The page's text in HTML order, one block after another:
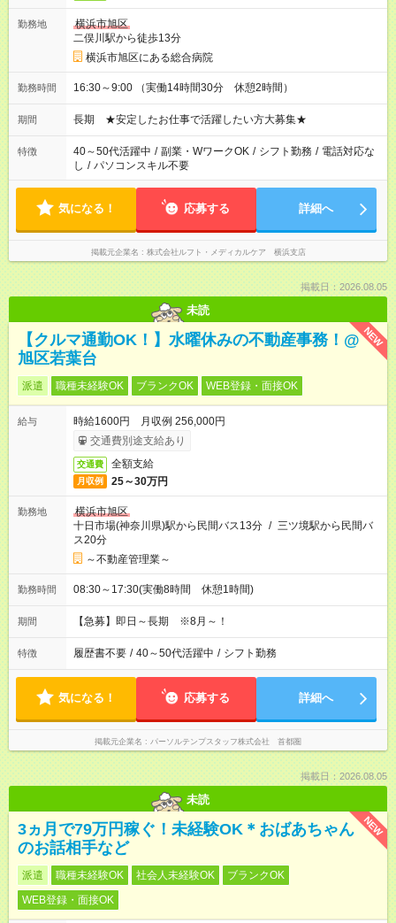
勤務地
横浜市旭区
二俣川駅から徒歩13分
横浜市旭区にある総合病院
勤務時間 16:30～9:00 （実働14時間30分 休憩2時間）
期間 長期 ★安定したお仕事で活躍したい方大募集★
特徴 40～50代活躍中 / 副業・WワークOK / シフト勤務 / 電話対応な
し / パソコンスキル不要
気になる！ 応募する 詳細へ
掲載元企業名 株式会社ルフト・メディカルケア 横浜支店
掲載日：2026.08.05
未読
NEW
【クルマ通勤OK！】水曜休みの不動産事務！@
旭区若葉台
派遣 職種未経験OK ブランクOK WEB登録・面接OK
給与
時給1600円 月収例 256,000円
交通費別途支給あり
交通費 全額支給
月収例 25～30万円
勤務地
横浜市旭区
十日市場(神奈川県)駅から民間バス13分 / 三ツ境駅から民間バ
ス20分
～不動産管理業～
勤務時間 08:30～17:30(実働8時間 休憩1時間)
期間 【急募】即日～長期 ※8月～！
特徴 履歴書不要 / 40～50代活躍中 / シフト勤務
気になる！ 応募する 詳細へ
掲載元企業名 パーソルテンプスタッフ株式会社 首都圏
掲載日：2026.08.05
未読
NEW
3ヵ月で79万円稼ぐ！未経験OK＊おばあちゃん
のお話相手など
派遣 職種未経験OK 社会人未経験OK
ブランクOK
WEB登録・面接OK